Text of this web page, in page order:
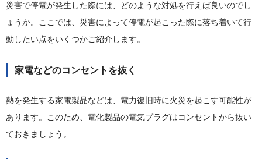
災害で停電が発生した際には、どのような対処を行えば良いのでし
ょうか。ここでは、災害によって停電が起こった際に落ち着いて行
動したい点をいくつかご紹介します。
家電などのコンセントを抜く
熱を発生する家電製品などは、電力復旧時に火災を起こす可能性が
あります。このため、電化製品の電気プラグはコンセントから抜い
ておきましょう。